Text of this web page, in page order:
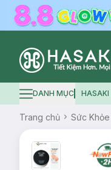
Logo
Hamburger icon
DANH MỤC HASAKI
Trang chủ Sức